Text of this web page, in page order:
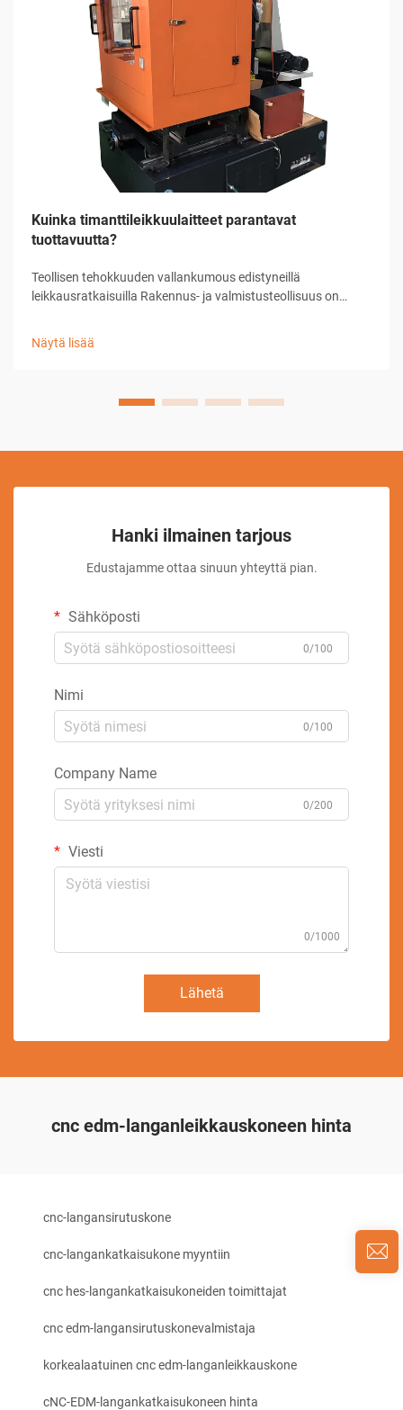
Kuinka timanttileikkuulaitteet parantavat
tuottavuutta?
Teollisen tehokkuuden vallankumous edistyneillä
leikkausratkaisuilla Rakennus- ja valmistusteollisuus on
kehityksessä...
Näytä lisää
Hanki ilmainen tarjous
Edustajamme ottaa sinuun yhteyttä pian.
Sähköposti
0/100
Nimi
0/100
Company Name
0/200
Viesti
0/1000
Lähetä
cnc edm-langanleikkauskoneen hinta
cnc-langansirutuskone
cnc-langankatkaisukone myyntiin
cnc hes-langankatkaisukoneiden toimittajat
cnc edm-langansirutuskonevalmistaja
korkealaatuinen cnc edm-langanleikkauskone
cNC-EDM-langankatkaisukoneen hinta